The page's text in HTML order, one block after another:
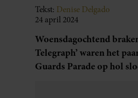
Tekst: Denise Delgado
24 april 2024
Woensdagochtend
Telegraph’ waren het
Guards Parade op hol